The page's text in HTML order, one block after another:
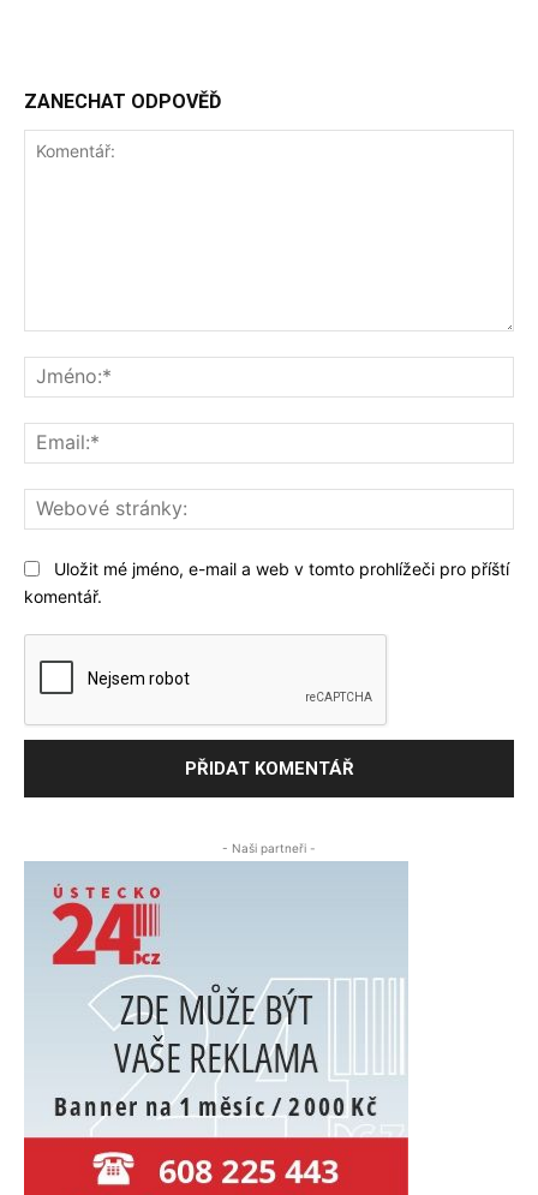
ZANECHAT ODPOVĚĎ
Uložit mé jméno, e-mail a web v tomto prohlížeči pro příští
komentář.
- Naši partneři -